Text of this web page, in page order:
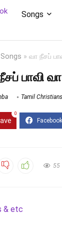
Songs
» வா நீசப்
பாவி
Tamil
0
55
& etc